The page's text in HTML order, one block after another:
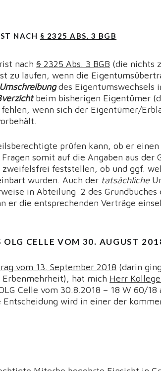
NACH § 2325 ABS. 3 BGB
nach§ 2325 Abs. 3 BGB (die nichts
zu laufen, wenn die
Umschreibungdes Eigentumswechsels
beim bisherigen Eigentümer
fehlen, wenn sich der Eigentümer/
prüfen kann, ob er
somit auf die Angaben aus
feststellen, ob und ggf.
wurden. Auch der tatsächliche
in Abteilung 2 des
er die entsprechenden Verträge
OLG CELLE VOM 30. AUGUST
vom 13. September 2018 (darin
hat mich Herr
Celle vom 30.8.2018 – 18 W 60/
wird in einer der